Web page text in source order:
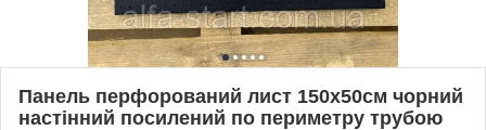
Панель перфорований лист 150х50см чорний
настінний посилений по периметру трубою